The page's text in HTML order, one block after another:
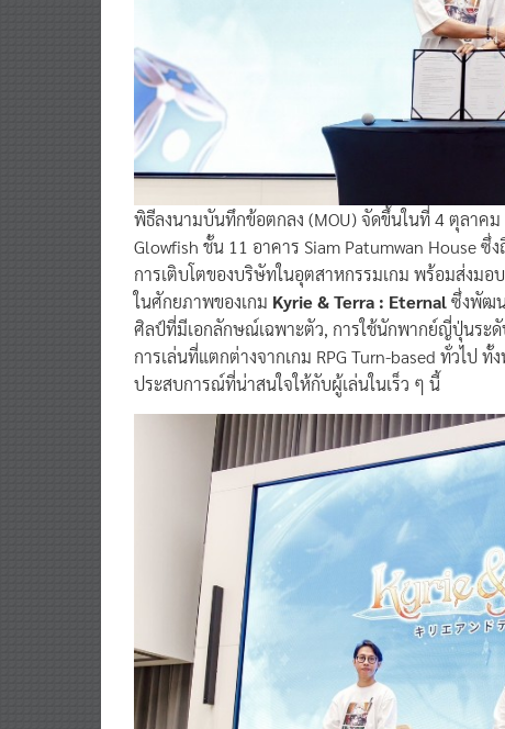
พิธีลงนามบันทึกข้อตกลง (MOU) จัดขึ้นในที่ 4 ตุลาค
Glowfish ชั้น 11 อาคาร Siam Patumwan House
การเติบโตของบริษัทในอุตสาหกรรมเกม พร้อมส่งมอ
ในศักยภาพของเกม Kyrie & Terra : Eternalซึ่งพัฒน
ศิลป์ที่มีเอกลักษณ์เฉพาะตัว, การใช้นักพากย์ญี่ปุ่นระดั
การเล่นที่แตกต่างจากเกม RPG Turn-based ทั่วไป
ประสบการณ์ที่น่าสนใจให้กับผู้เล่นในเร็ว ๆ นี้